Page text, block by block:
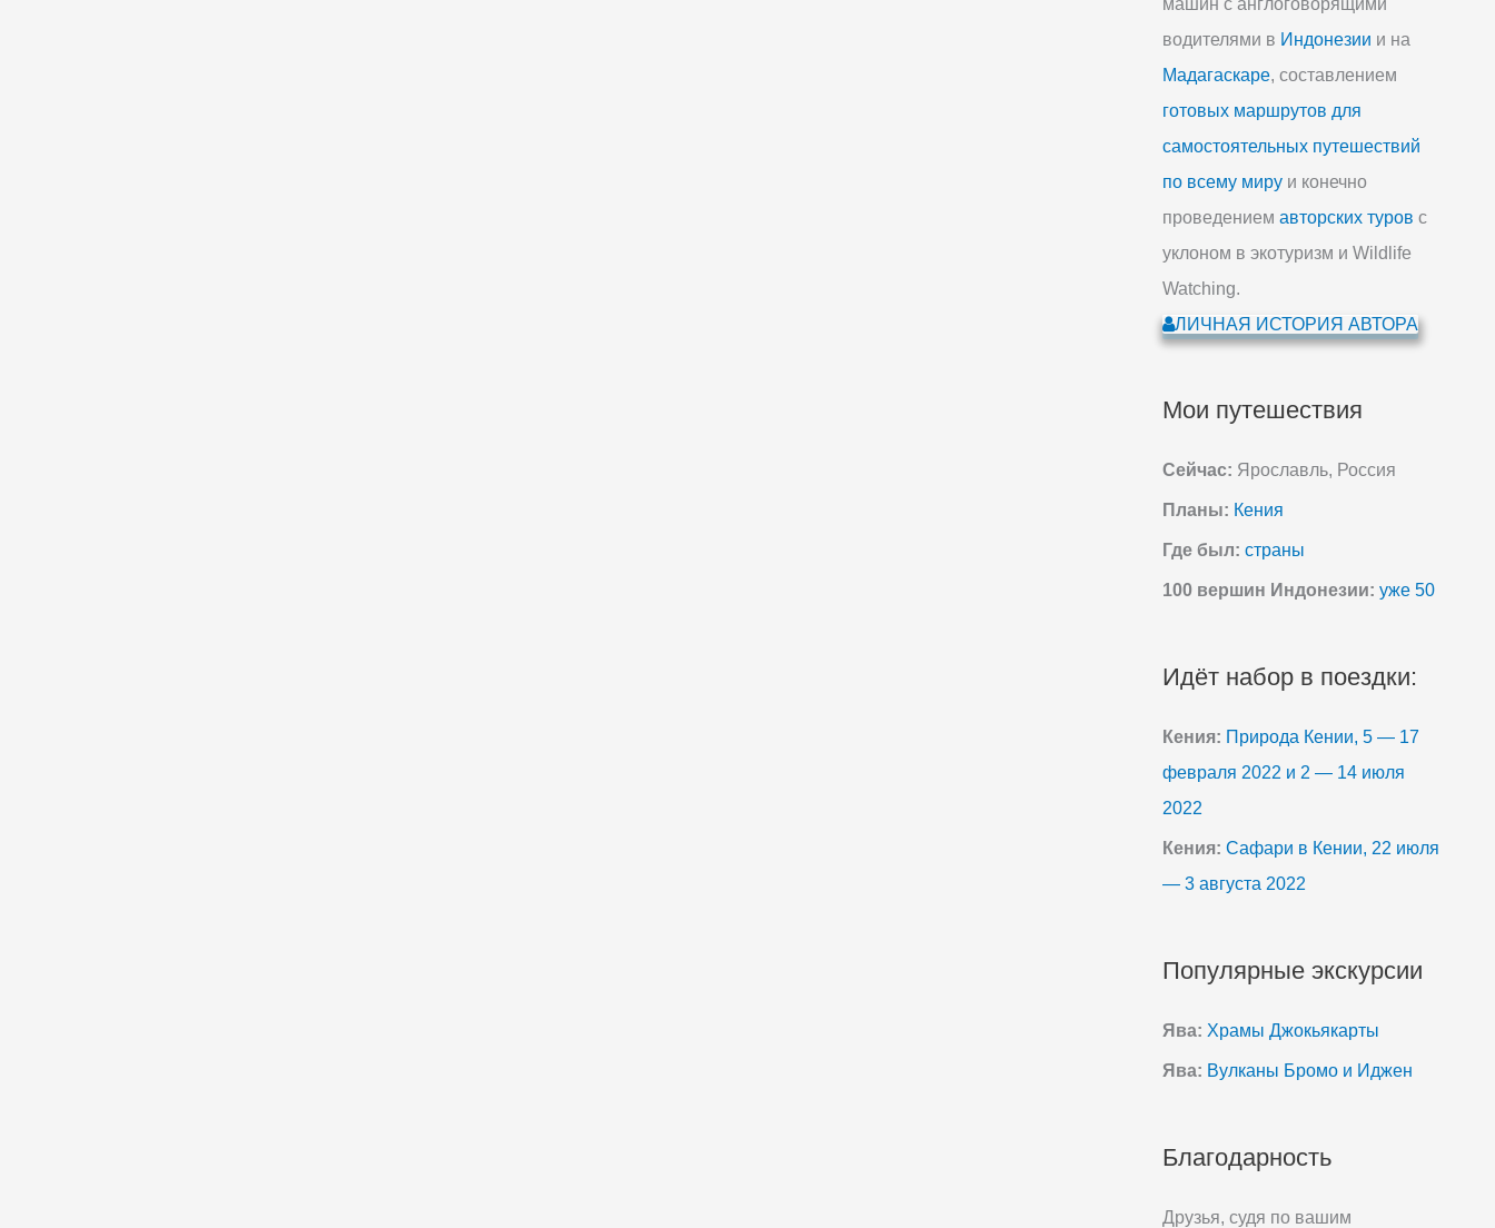
водителями в Индонезии и на
Мадагаскаре, составлением
готовых маршрутов для
самостоятельных путешествий
по всему мируи конечно
проведением авторских туров с
уклоном в экотуризм и Wildlife
Watching.
ЛИЧНАЯ ИСТОРИЯ АВТОРА
Мои путешествия
Сейчас: Ярославль, Россия
Планы: Кения
Где был: страны
100 вершин Индонезии: уже 50
Идёт набор в поездки:
Кения: Природа Кении, 5 — 17
февраля 2022 и 2 — 14 июля
2022
Кения: Сафари в Кении, 22 июля
— 3 августа 2022
Популярные экскурсии
Ява: Храмы Джокьякарты
Ява: Вулканы Бромо и Иджен
Благодарность
Друзья, судя по вашим